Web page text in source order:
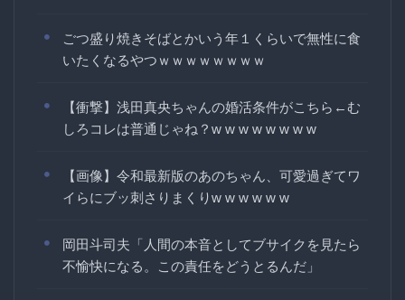
ごつ盛り焼きそばとかいう年１くらいで無性に食
いたくなるやつｗｗｗｗｗｗｗｗ
【衝撃】浅田真央ちゃんの婚活条件がこちら←む
しろコレは普通じゃね？w w w w w w w w
【画像】令和最新版のあのちゃん、可愛過ぎてワ
イらにブッ刺さりまくりw w w w w w
岡田斗司夫「人間の本音としてブサイクを見たら
不愉快になる。この責任をどうとるんだ」